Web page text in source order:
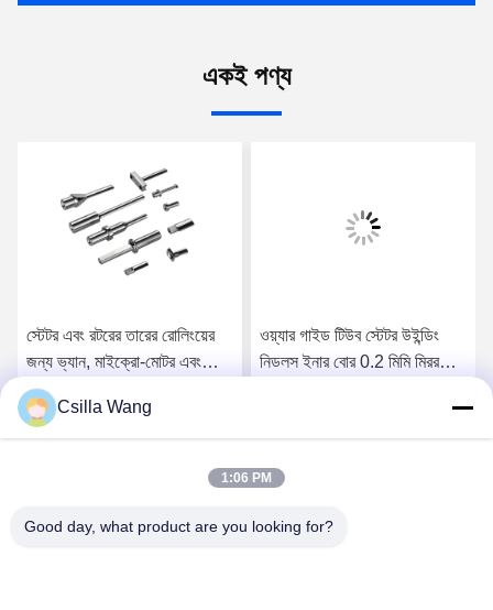
একই পণ্য
স্টেটর এবং রটরের তারের রোলিংয়ের
জন্য ভ্যান, মাইক্রো-মোটর এবং
মোটরের জন্য মোটর ডোজ
সেরা মূল্য পান
ওয়্যার গাইড টিউব স্টেটর উইন্ডিং
নিডলস ইনার বোর 0.2 মিমি মিরর
সেরা মূল্য পান
Csilla Wang
1:06 PM
Good day, what product are you looking for?